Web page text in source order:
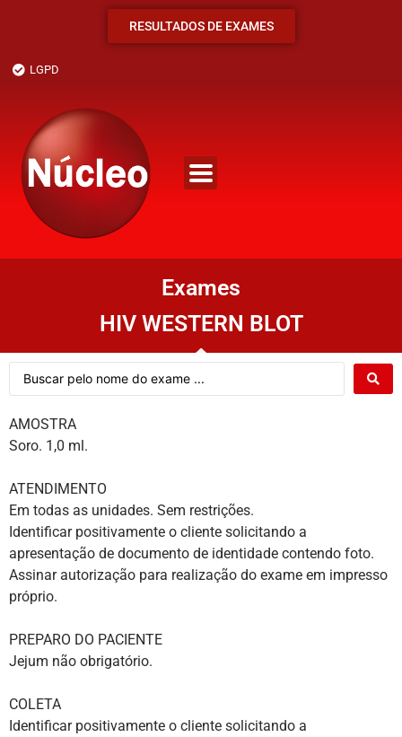
RESULTADOS DE EXAMES
LGPD
Exames
HIV WESTERN BLOT
AMOSTRA
Soro. 1,0 ml.
ATENDIMENTO
Em todas as unidades. Sem restrições.
Identificar positivamente o cliente solicitando a
apresentação de documento de identidade contendo foto.
Assinar autorização para realização do exame em impresso
próprio.
PREPARO DO PACIENTE
Jejum não obrigatório.
COLETA
Identificar positivamente o cliente solicitando a